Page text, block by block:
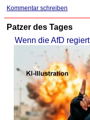
Kommentar schreiben
Patzer des Tages
Wenn die AfD